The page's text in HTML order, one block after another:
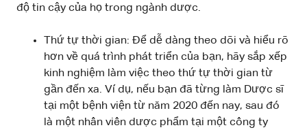
độ tin cậy của họ trong ngành dược.
Thứ tự thời gian: Để dễ dàng theo dõi và hiểu rõ
hơn về quá trình phát triển của bạn, hãy sắp xếp
kinh nghiệm làm việc theo thứ tự thời gian từ
gần đến xa. Ví dụ, nếu bạn đã từng làm Dược sĩ
tại một bệnh viện từ năm 2020 đến nay, sau đó
là một nhân viên dược phẩm tại một công ty